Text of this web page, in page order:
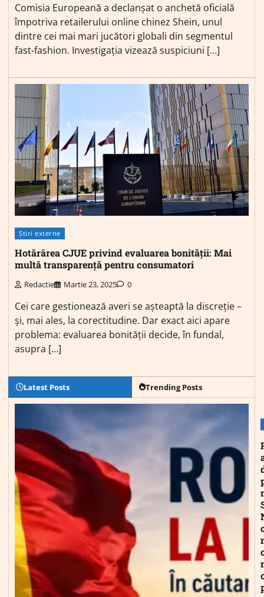
Comisia Europeană a declanșat o anchetă oficială
împotriva retailerului online chinez Shein, unul
dintre cei mai mari jucători globali din segmentul
fast-fashion. Investigația vizează suspiciuni […]
Știri externe
Hotărârea CJUE privind evaluarea bonității: Mai
multă transparență pentru consumatori
Redactie Martie 23, 2025 0
Cei care gestionează averi se așteaptă la discreție –
și, mai ales, la corectitudine. Dar exact aici apare
problema: evaluarea bonității decide, în fundal,
asupra […]
Latest Posts Trending Posts